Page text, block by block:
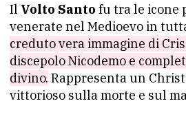
Il Volto Santo fu tra le icone
venerate nel Medioevo in
creduto vera immagine di
discepolo Nicodemo e
divino. Rappresenta un
vittorioso sulla morte e sul